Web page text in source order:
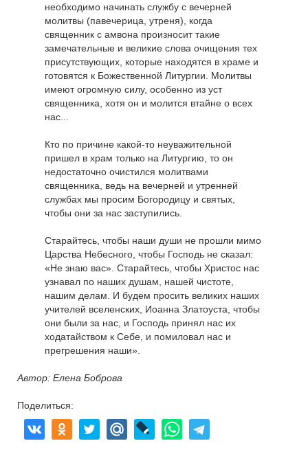
необходимо начинать службу с вечерней
молитвы (павечерица, утреня), когда
священник с амвона произносит такие
замечательные и великие слова очищения тех
присутствующих, которые находятся в храме и
готовятся к Божественной Литургии. Молитвы
имеют огромную силу, особенно из уст
священника, хотя он и молится втайне о всех
нас...
Кто по причине какой-то неуважительной
пришел в храм только на Литургию, то он
недостаточно очистился молитвами
священника, ведь на вечерней и утренней
службах мы просим Богородицу и святых,
чтобы они за нас заступились.
Старайтесь, чтобы наши души не прошли мимо
Царства Небесного, чтобы Господь не сказал:
«Не знаю вас». Старайтесь, чтобы Христос нас
узнавал по наших душам, нашей чистоте,
нашим делам. И будем просить великих наших
учителей вселенских, Иоанна Златоуста, чтобы
они были за нас, и Господь принял нас их
ходатайством к Себе, и помиловал нас и
прегрешения наши».
Автор: Елена Боброва
Поделиться: